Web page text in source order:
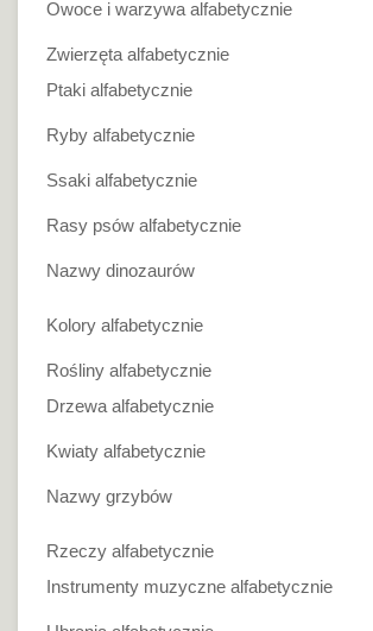
Owoce i warzywa alfabetycznie
Zwierzęta alfabetycznie
Ptaki alfabetycznie
Ryby alfabetycznie
Ssaki alfabetycznie
Rasy psów alfabetycznie
Nazwy dinozaurów
Kolory alfabetycznie
Rośliny alfabetycznie
Drzewa alfabetycznie
Kwiaty alfabetycznie
Nazwy grzybów
Rzeczy alfabetycznie
Instrumenty muzyczne alfabetycznie